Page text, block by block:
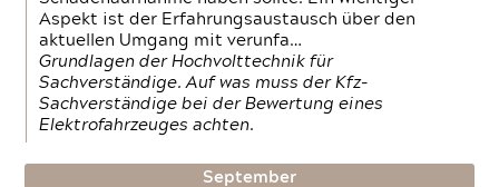
Aspekt ist der Erfahrungsaustausch über den
aktuellen Umgang mit verunfa…
Grundlagen der Hochvolttechnik für
Sachverständige. Auf was muss der Kfz-
Sachverständige bei der Bewertung eines
Elektrofahrzeuges achten.
September